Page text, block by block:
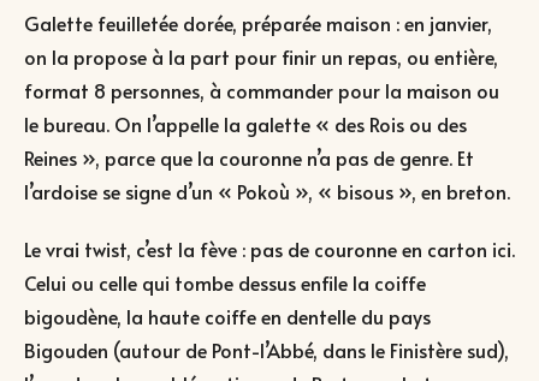
Galette feuilletée dorée, préparée maison : en janvier,
on la propose à la part pour finir un repas, ou entière,
format 8 personnes, à commander pour la maison ou
le bureau. On l’appelle la galette « des Rois ou des
Reines », parce que la couronne n’a pas de genre. Et
l’ardoise se signe d’un « Pokoù », « bisous », en breton.
Le vrai twist, c’est la fève : pas de couronne en carton ici.
Celui ou celle qui tombe dessus enfile la coiffe
bigoudène, la haute coiffe en dentelle du pays
Bigouden (autour de Pont-l’Abbé, dans le Finistère sud),